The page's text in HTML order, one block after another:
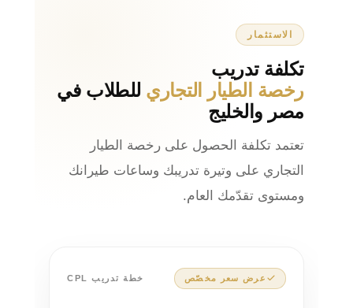
الاستثمار
تكلفة تدريب
رخصة الطيار التجاري للطلاب في
مصر والخليج
تعتمد تكلفة الحصول على رخصة الطيار
التجاري على وتيرة تدريبك وساعات طيرانك
ومستوى تقدّمك العام.
عرض سعر مخصّص خطة تدريب CPL